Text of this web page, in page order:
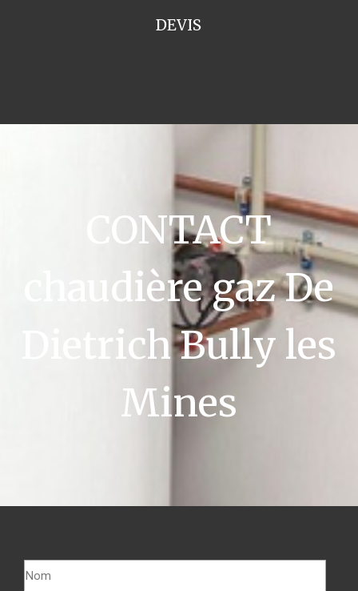
DEVIS
CONTACT
chaudière gaz De
Dietrich Bully les
Mines